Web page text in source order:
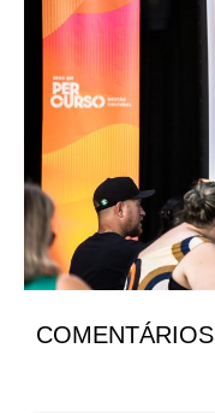
COMENTÁRIOS